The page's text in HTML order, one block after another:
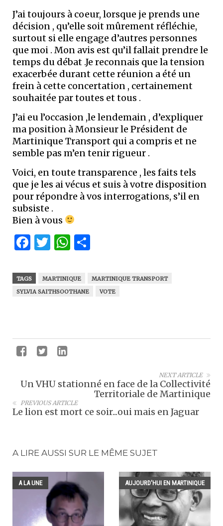
J’ai toujours à coeur, lorsque je prends une
décision , qu’elle soit mûrement réfléchie,
surtout si elle engage d’autres personnes
que moi . Mon avis est qu’il fallait prendre le
temps du débat .Je reconnais que la tension
exacerbée durant cette réunion a été un
frein à cette concertation , certainement
souhaitée par toutes et tous .
J’ai eu l’occasion ,le lendemain , d’expliquer
ma position à Monsieur le Président de
Martinique Transport qui a compris et ne
semble pas m’en tenir rigueur .
Voici, en toute transparence , les faits tels
que je les ai vécus et suis à votre disposition
pour répondre à vos interrogations, s’il en
subsiste .
Bien à vous
Facebook
Twitter
WhatsApp
TAGS MARTINIQUE
MARTINIQUE TRANSPORT
SYLVIA SAITHSOOTHANE
VOTE
NEXT ARTICLE
Un VHU stationné en face de la Collectivité
Territoriale de Martinique
PREVIOUS ARTICLE
Le lion est mort ce soir...oui mais en Jaguar
A LIRE AUSSI SUR LE MÊME SUJET
A LA UNE AUJOURD'HUI EN MARTINIQUE